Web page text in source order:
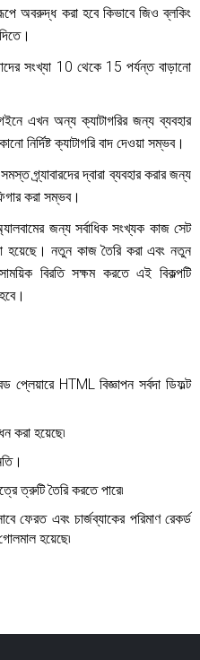
অবরুদ্ধ করা হবে কিভাবে জিও ব্লকিং
সংখ্যা 10 থেকে 15 পর্যন্ত বাড়ানো
এখন অন্য ক্যাটাগরির জন্য ব্যবহার
নির্দিষ্ট ক্যাটাগরি বাদ দেওয়া সম্ভব।
গ্র্যাবারদের দ্বারা ব্যবহার করার জন্য
করা সম্ভব।
জন্য সর্বাধিক সংখ্যক কাজ সেট
হয়েছে। নতুন কাজ তৈরি করা এবং নতুন
বিরতি সক্ষম করতে এই বিকল্পটি
HTML বিজ্ঞাপন সর্বদা ডিফল্ট
করা হয়েছে৷
ত্রুটি তৈরি করতে পারে৷
ফেরত এবং চার্জব্যাকের পরিমাণ রেকর্ড
হয়েছে৷